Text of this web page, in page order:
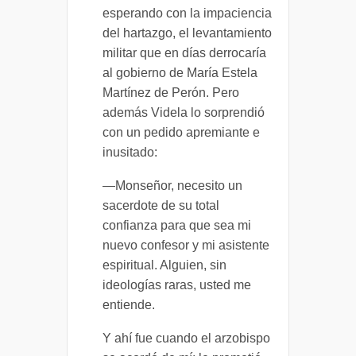
esperando con la impaciencia
del hartazgo, el levantamiento
militar que en días derrocaría
al gobierno de María Estela
Martínez de Perón. Pero
además Videla lo sorprendió
con un pedido apremiante e
inusitado:
—Monseñor, necesito un
sacerdote de su total
confianza para que sea mi
nuevo confesor y mi asistente
espiritual. Alguien, sin
ideologías raras, usted me
entiende.
Y ahí fue cuando el arzobispo